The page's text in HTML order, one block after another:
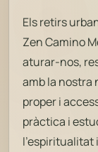
Els retirs
Zen Camino
aturar-nos,
amb la nostra
proper i
pràctica i
l'espiritualitat